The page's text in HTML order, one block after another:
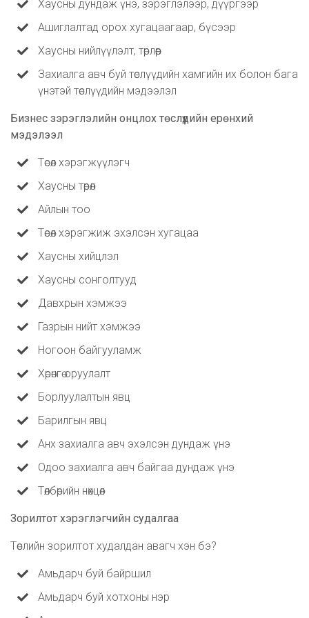
Хаусны дундаж үнэ, зэрэглэлээр, дүүргээр
Ашиглалтад орох хугацаагаар, бүсээр
Хаусны нийлүүлэлт, төрлөөр
Захиалга авч буй төслүүдийн хамгийн их болон бага
үнэтэй төслүүдийн мэдээлэл
Бизнес зэрэглэлийн онцлох төслүүдийн ерөнхий
мэдэлээл
Төсөл хэрэгжүүлэгч
Хаусны төрөл
Айлын тоо
Төсөл хэрэгжиж эхэлсэн хугацаа
Хаусны хийцлэл
Хаусны сонголтууд
Давхрын хэмжээ
Газрын нийт хэмжээ
Ногоон байгууламж
Хөрөнгө оруулалт
Борлуулалтын явц
Барилгын явц
Анх захиалга авч эхэлсэн дундаж үнэ
Одоо захиалга авч байгаа дундаж үнэ
Төлбөрийн нөхцөл
Зорилтот хэрэглэгчийн судалгаа
Төслийн зорилтот худалдан авагч хэн бэ?
Амьдарч буй байршил
Амьдарч буй хотхоны нэр